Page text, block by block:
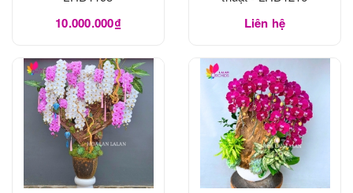
10.000.000₫ Liên hệ